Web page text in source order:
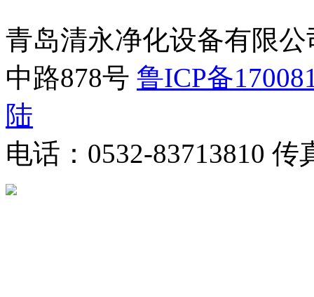
青岛清永净化设备有限
中路878号 鲁ICP备
陆
电话：0532-83713810